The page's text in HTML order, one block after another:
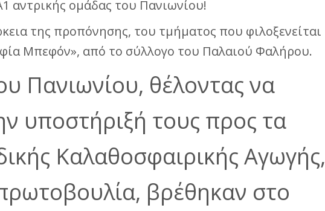
αντρικής ομάδας του Πανιωνίου!
της προπόνησης, του τμήματος που φιλοξενείται
Μπεφόν», από το σύλλογο του Παλαιού Φαλήρου.
Πανιωνίου, θέλοντας να
υποστήριξή τους προς τα
Καλαθοσφαιρικής Αγωγής,
βρέθηκαν στο